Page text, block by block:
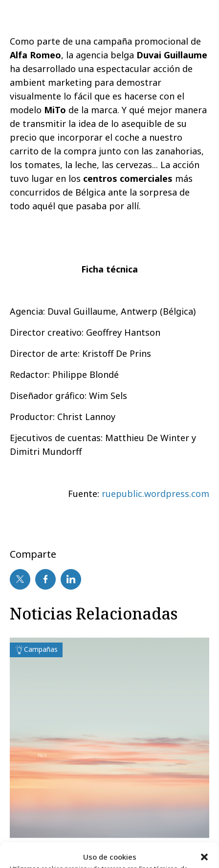
Uso de cookies
Como parte de una campaña promocional de
Alfa Romeo, la agencia belga Duvai Guillaume
ha desarrollado una espectacular acción de
ambient marketing para demostrar
visualmente lo fácil que es hacerse con el
modelo MiTo de la marca. Y qué mejor manera
de transmitir la idea de lo asequible de su
precio que incorporar el coche a nuestro
carrito de la compra junto con las zanahorias,
los tomates, la leche, las cervezas... La acción
tuvo lugar en los centros comerciales más
concurridos de Bélgica ante la sorpresa de
todo aquél que pasaba por allí.
Ficha técnica
Agencia: Duval Guillaume, Antwerp (Bélgica)
Director creativo: Geoffrey Hantson
Director de arte: Kristoff De Prins
Redactor: Philippe Blondé
Diseñador gráfico: Wim Sels
Productor: Christ Lannoy
Ejecutivos de cuentas: Matthieu De Winter y
Dimitri Mundorff
Fuente: ruepublic.wordpress.com
Comparte
Noticias Relacionadas
Campañas